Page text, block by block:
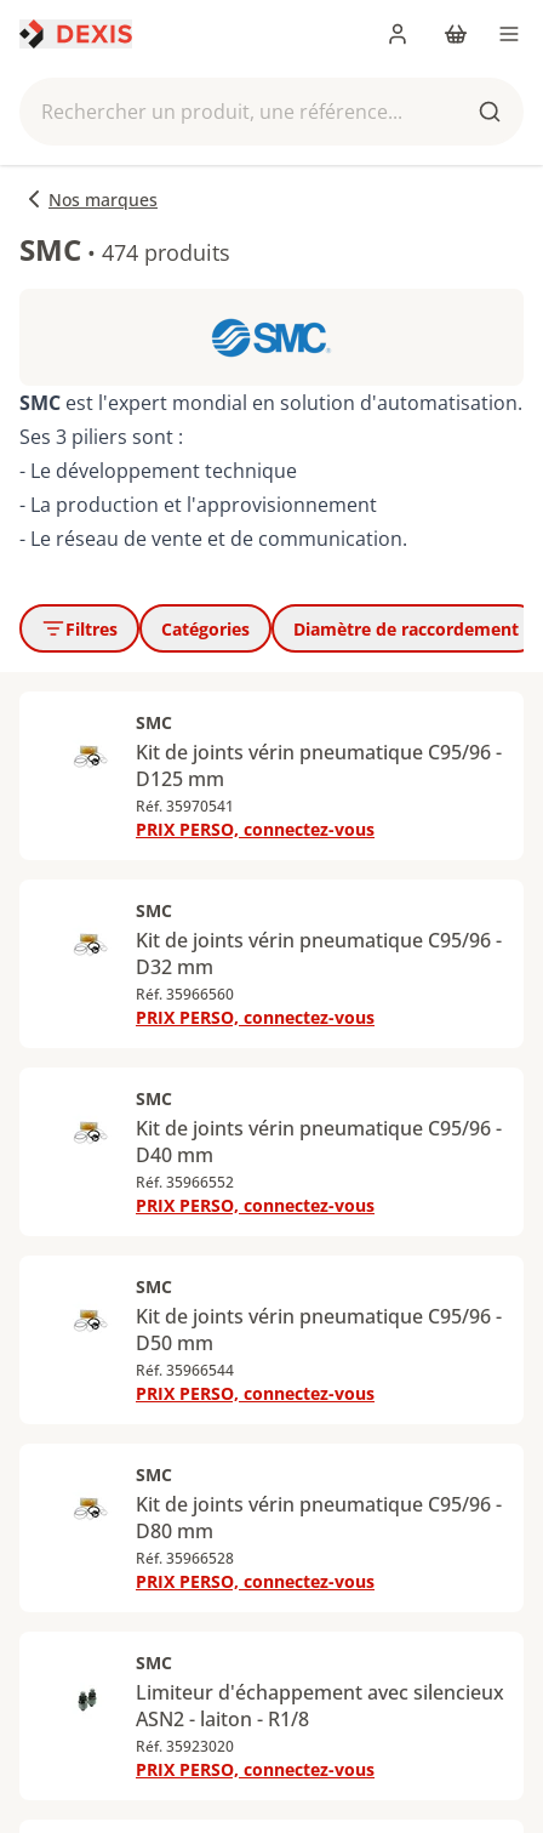
Rechercher un produit, une référence...
Panier
Nos marques
SMC • 474 produits
SMC est l'expert mondial en solution d'automatisation.
Ses 3 piliers sont :
- Le développement technique
- La production et l'approvisionnement
- Le réseau de vente et de communication.
Filtres Catégories Diamètre de raccordement
SMC
Kit de joints vérin pneumatique C95/96 -
D125 mm
Réf. 35970541
PRIX PERSO, connectez-vous
SMC
Kit de joints vérin pneumatique C95/96 -
D32 mm
Réf. 35966560
PRIX PERSO, connectez-vous
SMC
Kit de joints vérin pneumatique C95/96 -
D40 mm
Réf. 35966552
PRIX PERSO, connectez-vous
SMC
Kit de joints vérin pneumatique C95/96 -
D50 mm
Réf. 35966544
PRIX PERSO, connectez-vous
SMC
Kit de joints vérin pneumatique C95/96 -
D80 mm
Réf. 35966528
PRIX PERSO, connectez-vous
SMC
Limiteur d'échappement avec silencieux
ASN2 - laiton - R1/8
Réf. 35923020
PRIX PERSO, connectez-vous